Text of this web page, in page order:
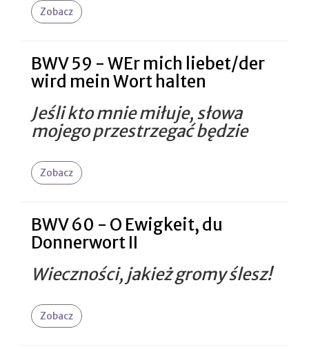
Zobacz
BWV 59 - WEr mich liebet/der
wird mein Wort halten
Jeśli kto mnie miłuje, słowa
mojego przestrzegać będzie
Zobacz
BWV 60 - O Ewigkeit, du
Donnerwort II
Wieczności, jakież gromy ślesz!
Zobacz